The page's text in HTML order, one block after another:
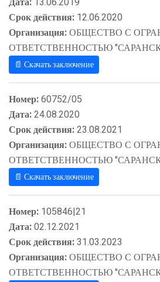
Срок действия: 12.06.2020
Организация:ОБЩЕСТВО С
ОТВЕТСТВЕННОСТЬЮ
📄 Скачать заключение
Номер:60752/05
Дата:24.08.2020
Срок действия:23.08.2021
Организация:ОБЩЕСТВО С
ОТВЕТСТВЕННОСТЬЮ
📄 Скачать заключение
Номер: 105846|21
Дата:02.12.2021
Срок действия:31.03.2023
Организация:ОБЩЕСТВО С
ОТВЕТСТВЕННОСТЬЮ